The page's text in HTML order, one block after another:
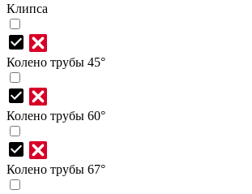
Клипса
Колено трубы 45°
Колено трубы 60°
Колено трубы 67°